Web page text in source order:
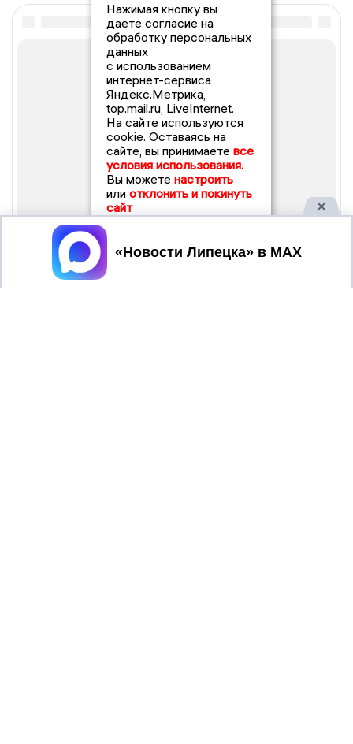
Нажимая кнопку вы
даете согласие на
обработку персональных
данных
с использованием
интернет-сервиса
Яндекс.Метрика,
top.mail.ru, LiveInternet.
На сайте используются
cookie. Оставаясь на
сайте, вы принимаете все
условия использования.
Вы можете настроить
или отклонить и покинуть
сайт
Принять